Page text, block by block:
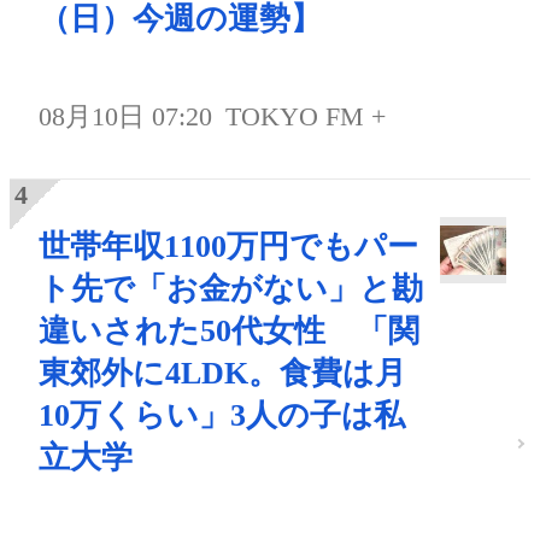
（日）今週の運勢】
08月10日 07:20 TOKYO FM +
世帯年収1100万円でもパー
ト先で「お金がない」と勘
違いされた50代女性 「関
東郊外に4LDK。食費は月
10万くらい」3人の子は私
立大学